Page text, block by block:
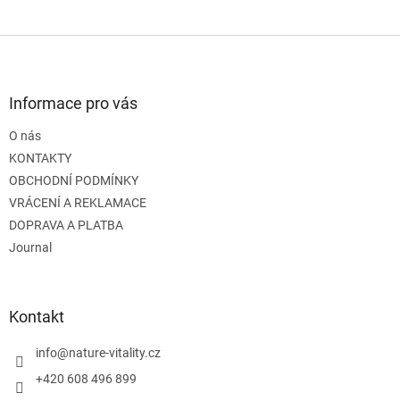
Informace pro vás
O nás
KONTAKTY
OBCHODNÍ PODMÍNKY
VRÁCENÍ A REKLAMACE
DOPRAVA A PLATBA
Journal
Kontakt
info@nature-vitality.cz
+420 608 496 899